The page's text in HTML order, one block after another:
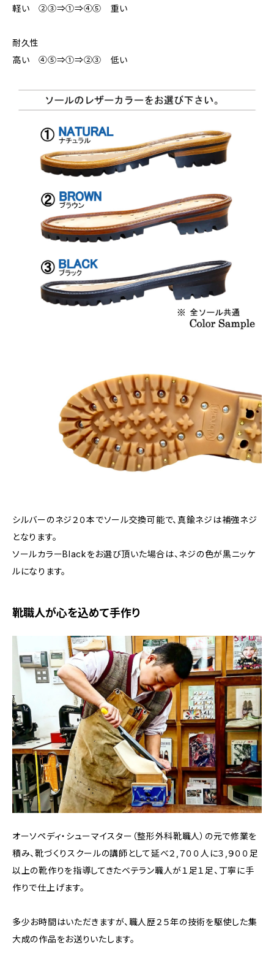
軽い ②③⇒①⇒④⑤ 重い
耐久性
高い ④⑤⇒①⇒②③ 低い
シルバーのネジ２０本でソール交換可能で、真鍮ネジは補強ネジ
となります。
ソールカラーBlackをお選び頂いた場合は、ネジの色が黒ニッケ
ルになります。
靴職人が心を込めて手作り
オーソペディ・シューマイスター（整形外科靴職人）の元で修業を
積み、靴づくりスクールの講師として延べ２,７００人に３,９００足
以上の靴作りを指導してきたベテラン職人が１足１足、丁寧に手
作りで仕上げます。
多少お時間はいただきますが、職人歴２５年の技術を駆使した集
大成の作品をお送りいたします。